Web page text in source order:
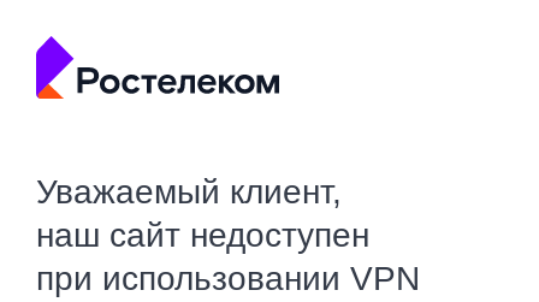
Уважаемый клиент,
наш сайт недоступен
при использовании VPN